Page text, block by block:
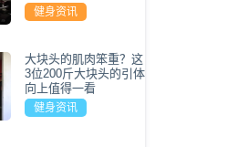
健身资讯
大块头的肌肉笨重？这
3位200斤大块头的引体
向上值得一看
健身资讯